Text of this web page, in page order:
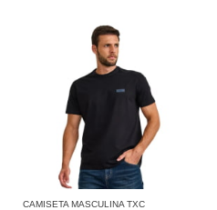
CAMISETA MASCULINA TXC